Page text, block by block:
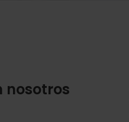
nosotros